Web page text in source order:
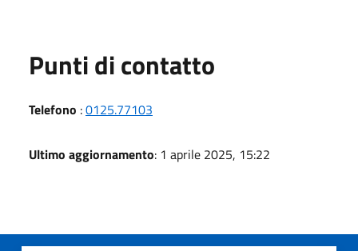
Punti di contatto
Telefono :0125.77103
Ultimo aggiornamento: 1 aprile 2025, 15:22